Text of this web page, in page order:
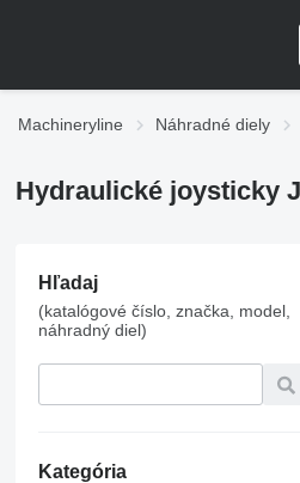
Machineryline Náhradné diely
Hydraulické joysticky
Hľadaj
(katalógové číslo, značka, model,
náhradný diel)
Kategória